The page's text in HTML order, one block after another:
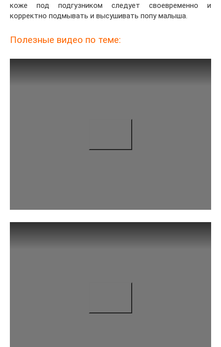
коже под подгузником следует своевременно и
корректно подмывать и высушивать попу малыша.
Полезные видео по теме: